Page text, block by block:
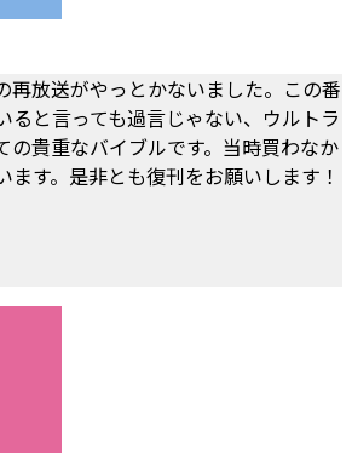
再放送がやっとかないました。この番
ると言っても過言じゃない、ウルトラ
の貴重なバイブルです。当時買わなか
ます。是非とも復刊をお願いします！